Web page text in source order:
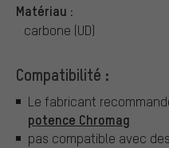
Matériau :
carbone (UD)
Compatibilité :
Le fabricant
potence Chromag
pas compatible avec